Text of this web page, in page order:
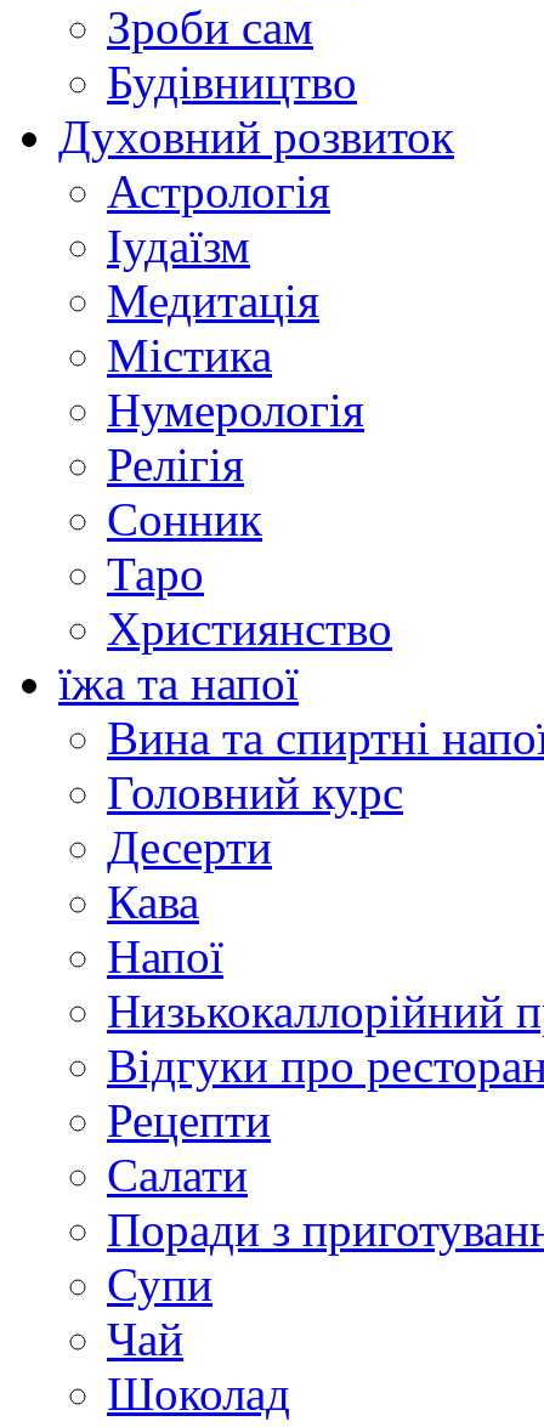
Зроби сам
Будівництво
Духовний розвиток
Астрологія
Іудаїзм
Медитація
Містика
Нумерологія
Релігія
Сонник
Таро
Християнство
їжа та напої
Вина та спиртні
Головний курс
Десерти
Кава
Напої
Низькокаллорійний
Відгуки про
Рецепти
Салати
Поради з
Супи
Чай
Шоколад